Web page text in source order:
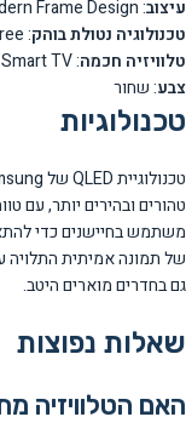
עיצוב: Modern Frame Design (מסגרת מודרנית)
טכנולוגיה נטולת בוהק: Glare Free (צפייה נוחה בכל תאורה)
טלוויזיה חכמה: Smart TV עם גישה לאפליקציות
צבע: שחור
טכנולוגיות
משתמש בחיישנים כדי
של תמונה אמיתית התלויה
גם בחדרים מוארים היטב.
שאלות נפוצות
האם הטלוויזיה